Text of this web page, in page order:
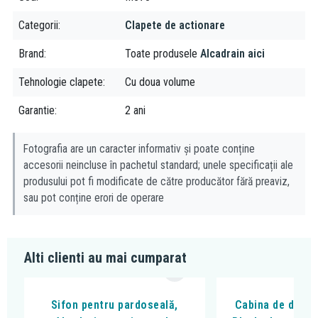
Ai incredere in calitatea produselor de pe e-Baie!
Categorii Clapete de actionare
Brand Toate produsele Alcadrain aici
Tehnologie clapete Cu doua volume
Garantie 2 ani
Fotografia are un caracter informativ și poate conține
accesorii neincluse în pachetul standard; unele specificații ale
produsului pot fi modificate de către producător fără preaviz,
sau pot conține erori de operare
Alti clienti au mai cumparat
Sifon pentru pardoseală,
Cabina de dus,